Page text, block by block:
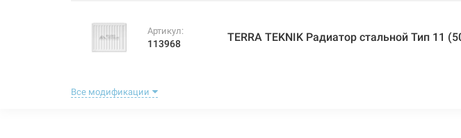
Артикул:
113968 TERRA TEKNIK Радиатор стальной Тип 11
Все модификации